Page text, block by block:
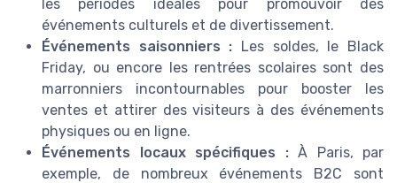
les périodes idéales pour promouvoir des
événements culturels et de divertissement.
Événements saisonniers : Les soldes, le Black
Friday, ou encore les rentrées scolaires sont des
marronniers incontournables pour booster les
ventes et attirer des visiteurs à des événements
physiques ou en ligne.
Événements locaux spécifiques :À Paris, par
exemple, de nombreux événements B2C sont